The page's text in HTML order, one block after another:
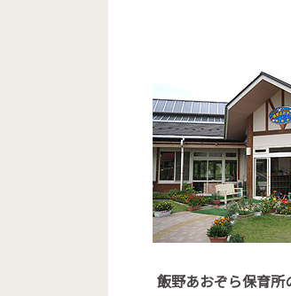
飯野あおぞら保育所